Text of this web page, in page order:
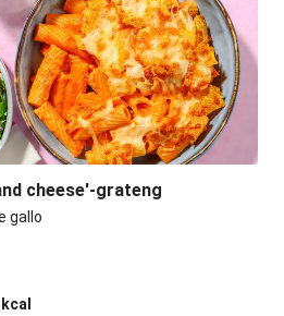
cheese'-grateng
gallo
kcal